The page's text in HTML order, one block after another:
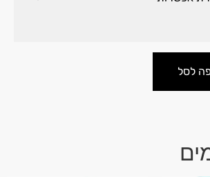
לסל